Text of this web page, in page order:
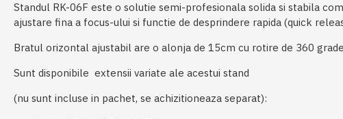
Standul RK-06F este o solutie semi-profesionala solida si stabila
ajustare fina a focus-ului si functie de desprindere rapida (quick
Bratul orizontal ajustabil are o alonja de 15cm cu rotire de 360
Sunt disponibile extensii variate ale acestui stand
(nu sunt incluse in pachet, se achizitioneaza separat):